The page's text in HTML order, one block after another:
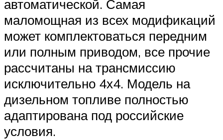
автоматической. Самая
маломощная из всех модификаций
может комплектоваться передним
или полным приводом, все прочие
рассчитаны на трансмиссию
исключительно 4х4. Модель на
дизельном топливе полностью
адаптирована под российские
условия.